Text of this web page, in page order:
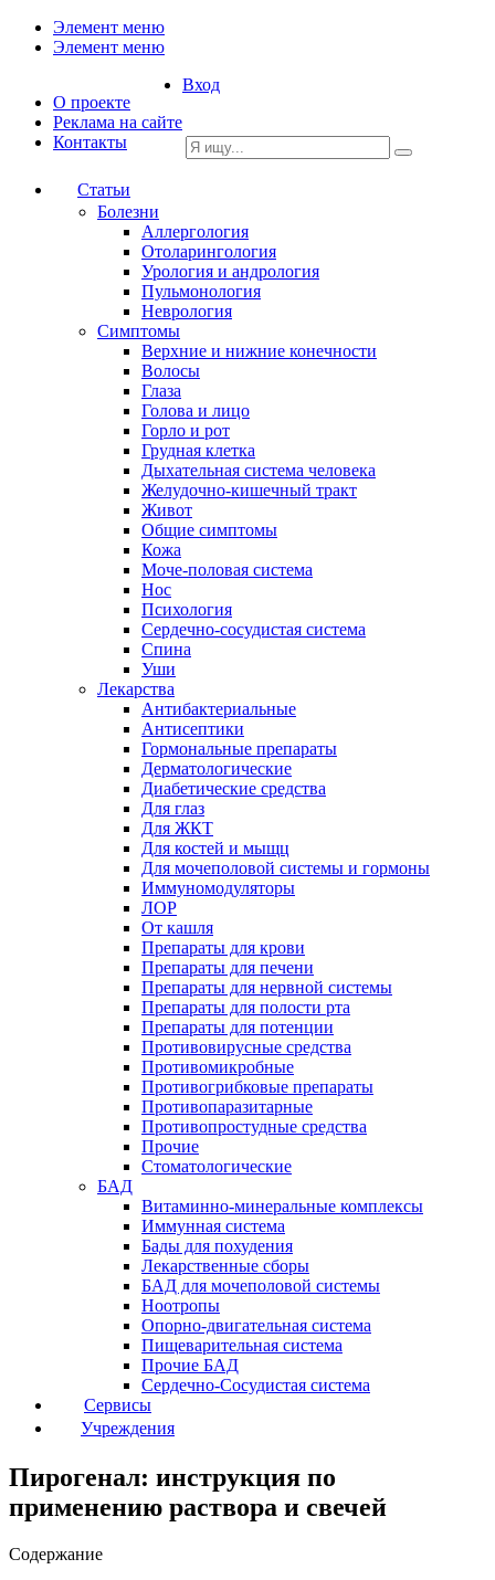
Элемент меню
Элемент меню
О проекте
Реклама на сайте
Контакты
Вход
Статьи
Болезни
Аллергология
Отоларингология
Урология и андрология
Пульмонология
Неврология
Симптомы
Верхние и нижние конечности
Волосы
Глаза
Голова и лицо
Горло и рот
Грудная клетка
Дыхательная система человека
Желудочно-кишечный тракт
Живот
Общие симптомы
Кожа
Моче-половая система
Нос
Психология
Сердечно-сосудистая система
Спина
Уши
Лекарства
Антибактериальные
Антисептики
Гормональные препараты
Дерматологические
Диабетические средства
Для глаз
Для ЖКТ
Для костей и мыщц
Для мочеполовой системы и гормоны
Иммуномодуляторы
ЛОР
От кашля
Препараты для крови
Препараты для печени
Препараты для нервной системы
Препараты для полости рта
Препараты для потенции
Противовирусные средства
Противомикробные
Противогрибковые препараты
Противопаразитарные
Противопростудные средства
Прочие
Стоматологические
БАД
Витаминно-минеральные комплексы
Иммунная система
Бады для похудения
Лекарственные сборы
БАД для мочеполовой системы
Ноотропы
Опорно-двигательная система
Пищеварительная система
Прочие БАД
Сердечно-Сосудистая система
Сервисы
Учреждения
Пирогенал: инструкция по
применению раствора и свечей
Содержание